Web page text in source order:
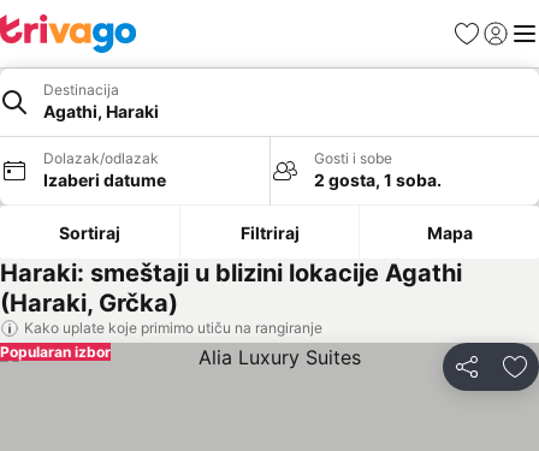
FavoritiPrijavi
Destinacija
Agathi, Haraki
Dolazak/odlazak
Izaberi datume
Gosti i sobe
2 gosta, 1 soba.
Sortiraj Filtriraj Mapa
Haraki: smeštaji u blizini lokacije Agathi
(Haraki, Grčka)
Kako uplate koje primimo utiču na rangiranje
Deli
Popularan izbor